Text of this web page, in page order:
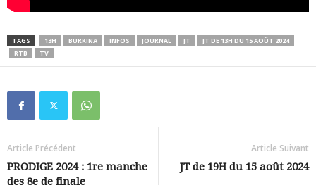
TAGS 13H BURKINA INFOS JOURNAL JT
JT DE 13H DU 15 AOÛT 2024
RTB
TV
Article Précédent
PRODIGE 2024 : 1re manche
des 8e de finale
Article Suivant
JT de 19H du 15 août 2024